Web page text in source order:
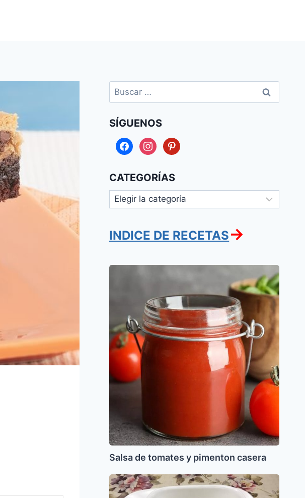
Buscar:
SÍGUENOS
facebookinstagrampinterest
CATEGORÍAS
Categorías
INDICE DE RECETAS→
Salsa
pimenton
casera
Salsa de tomates y pimenton casera
Tortitas
se